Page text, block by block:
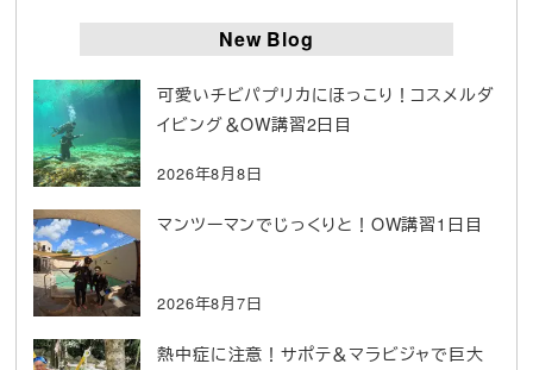
New Blog
可愛いチビパプリカにほっこり！コスメルダ
イビング＆OW講習2日目
2026年8月8日
マンツーマンでじっくりと！OW講習1日目
2026年8月7日
熱中症に注意！サポテ＆マラビジャで巨大